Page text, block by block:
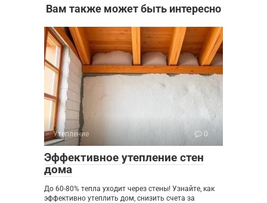
Вам также может быть интересно
Утепление 0
Эффективное утепление стен
дома
До 60-80% тепла уходит через стены! Узнайте, как
эффективно утеплить дом, снизить счета за